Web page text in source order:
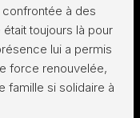
confrontée à des
toujours là pour
lui a permis
force renouvelée,
famille si solidaire à